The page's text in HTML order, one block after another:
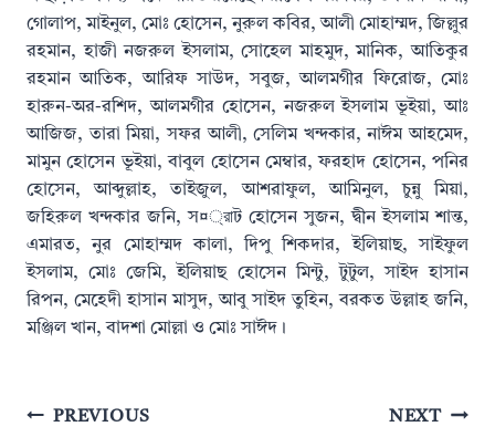
গোলাপ, মাইনুল, মোঃ হোসেন, নুরুল কবির, আলী মোহাম্মদ, জিল্লুর
রহমান, হাজী নজরুল ইসলাম, সোহেল মাহমুদ, মানিক, আতিকুর
রহমান আতিক, আরিফ সাউদ, সবুজ, আলমগীর ফিরোজ, মোঃ
হারুন-অর-রশিদ, আলমগীর হোসেন, নজরুল ইসলাম ভূইয়া, আঃ
আজিজ, তারা মিয়া, সফর আলী, সেলিম খন্দকার, নাঈম আহমেদ,
মামুন হোসেন ভূইয়া, বাবুল হোসেন মেম্বার, ফরহাদ হোসেন, পনির
হোসেন, আব্দুল্লাহ, তাইজুল, আশরাফুল, আমিনুল, চুন্নু মিয়া,
জহিরুল খন্দকার জনি, স¤্রাট হোসেন সুজন, দ্বীন ইসলাম শান্ত,
এমারত, নুর মোহাম্মদ কালা, দিপু শিকদার, ইলিয়াছ, সাইফুল
ইসলাম, মোঃ জেমি, ইলিয়াছ হোসেন মিন্টু, টুটুল, সাইদ হাসান
রিপন, মেহেদী হাসান মাসুদ, আবু সাইদ তুহিন, বরকত উল্লাহ জনি,
মঞ্জিল খান, বাদশা মোল্লা ও মোঃ সাঈদ।
PostPREVIOUS NEXT